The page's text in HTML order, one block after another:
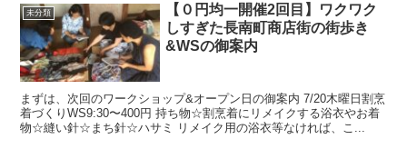
未分類
【０円均一開催2回目】ワクワク
しすぎた長南町商店街の街歩き
&WSの御案内
まずは、次回のワークショップ&オープン日の御案内 7/20木曜日割烹
着づくりWS9:30〜400円 持ち物☆割烹着にリメイクする浴衣やお着
物☆縫い針☆まち針☆ハサミ リメイク用の浴衣等なければ、こ...